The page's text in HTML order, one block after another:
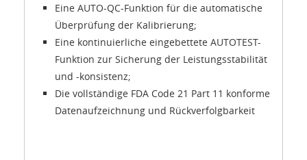
Eine AUTO-QC-Funktion für die automatische
Überprüfung der Kalibrierung;
Eine kontinuierliche eingebettete AUTOTEST-
Funktion zur Sicherung der Leistungsstabilität
und -konsistenz;
Die vollständige FDA Code 21 Part 11 konforme
Datenaufzeichnung und Rückverfolgbarkeit